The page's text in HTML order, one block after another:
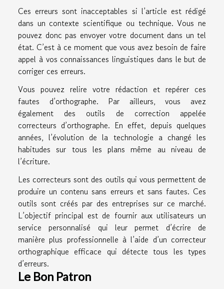
Ces erreurs sont inacceptables si l’article est rédigé
dans un contexte scientifique ou technique. Vous ne
pouvez donc pas envoyer votre document dans un tel
état. C’est à ce moment que vous avez besoin de faire
appel à vos connaissances linguistiques dans le but de
corriger ces erreurs.
Vous pouvez relire votre rédaction et repérer ces
fautes d’orthographe. Par ailleurs, vous avez
également des outils de correction appelée
correcteurs d’orthographe. En effet, depuis quelques
années, l’évolution de la technologie a changé les
habitudes sur tous les plans même au niveau de
l’écriture.
Les correcteurs sont des outils qui vous permettent de
produire un contenu sans erreurs et sans fautes. Ces
outils sont créés par des entreprises sur ce marché.
L’objectif principal est de fournir aux utilisateurs un
service personnalisé qui leur permet d’écrire de
manière plus professionnelle à l’aide d’un correcteur
orthographique efficace qui détecte tous les types
d’erreurs.
Le Bon Patron